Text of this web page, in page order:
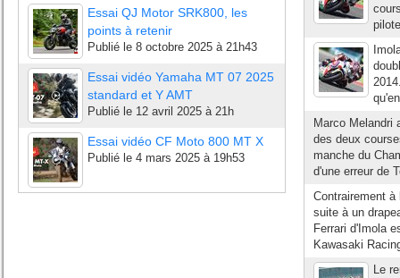
Essai QJ Motor SRK800, les
points à retenir
Publié le 8 octobre 2025 à 21h43
Essai vidéo Yamaha MT 07 2025
standard et Y AMT
Publié le 12 avril 2025 à 21h
Essai vidéo CF Moto 800 MT X
Publié le 4 mars 2025 à 19h53
Marco Melandri
des deux
manche du
d'une erreur de
Contrairement
suite à un
Ferrari d'Imola
Kawasaki
Le